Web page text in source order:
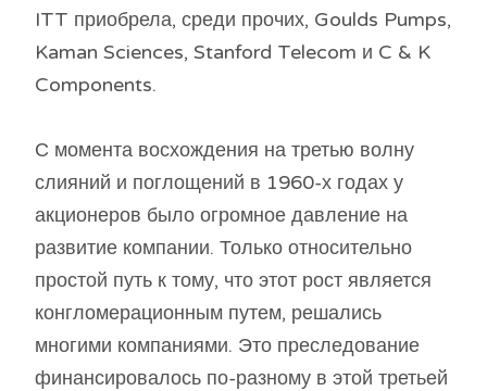
ITT приобрела, среди прочих, Goulds Pumps,
Kaman Sciences, Stanford Telecom и C & K
Components.
С момента восхождения на третью волну
слияний и поглощений в 1960-х годах у
акционеров было огромное давление на
развитие компании. Только относительно
простой путь к тому, что этот рост является
конгломерационным путем, решались
многими компаниями. Это преследование
финансировалось по-разному в этой третьей